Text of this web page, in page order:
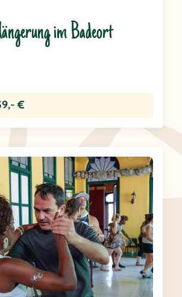
im Badeort
€